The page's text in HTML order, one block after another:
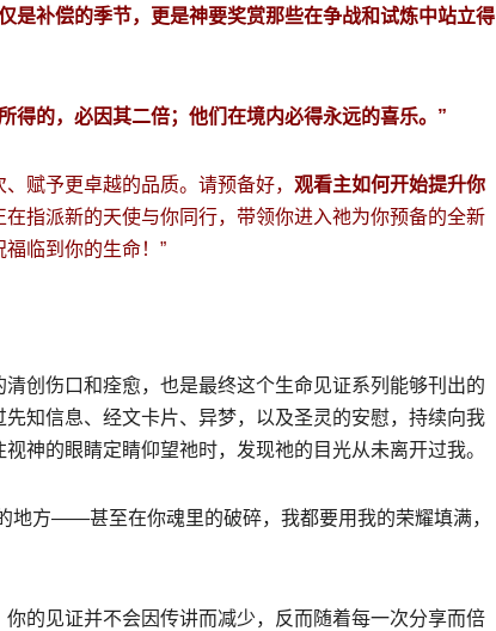
是补偿的季节，更是神要奖赏那些在争战和试炼中站立得
得的，必因其二倍；他们在境内必得永远的喜乐。”
赋予更卓越的品质。请预备好， 观看主如何开始提升你
在指派新的天使与你同行，带领你进入祂为你预备的全新
临到你的生命！”
创伤口和痊愈，也是最终这个生命见证系列能够刊出的
知信息、经文卡片、异梦，以及圣灵的安慰，持续向我
神的眼睛定睛仰望祂时，发现祂的目光从未离开过我。
地方——甚至在你魂里的破碎，我都要用我的荣耀填满，
的见证并不会因传讲而减少，反而随着每一次分享而倍